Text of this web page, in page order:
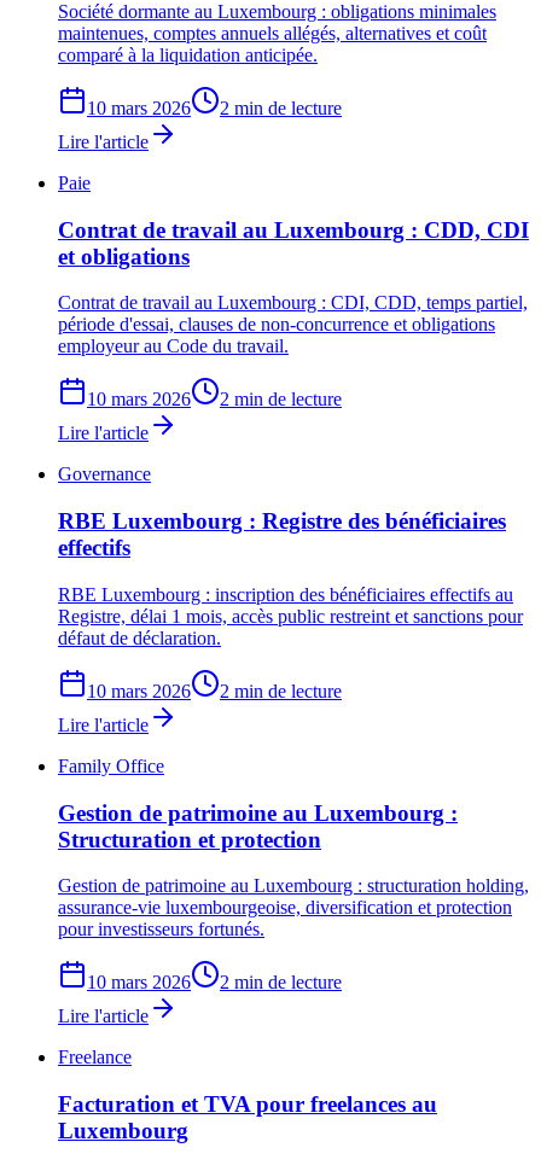
Société dormante au Luxembourg : obligations minimales
maintenues, comptes annuels allégés, alternatives et coût
comparé à la liquidation anticipée.
10 mars 2026
2 min de lecture
Lire l'article
Paie
Contrat de travail au Luxembourg : CDD, CDI
et obligations
Contrat de travail au Luxembourg : CDI, CDD, temps partiel,
période d'essai, clauses de non-concurrence et obligations
employeur au Code du travail.
10 mars 2026
2 min de lecture
Lire l'article
Governance
RBE Luxembourg : Registre des bénéficiaires
effectifs
RBE Luxembourg : inscription des bénéficiaires effectifs au
Registre, délai 1 mois, accès public restreint et sanctions pour
défaut de déclaration.
10 mars 2026
2 min de lecture
Lire l'article
Family Office
Gestion de patrimoine au Luxembourg :
Structuration et protection
Gestion de patrimoine au Luxembourg : structuration holding,
assurance-vie luxembourgeoise, diversification et protection
pour investisseurs fortunés.
10 mars 2026
2 min de lecture
Lire l'article
Freelance
Facturation et TVA pour freelances au
Luxembourg